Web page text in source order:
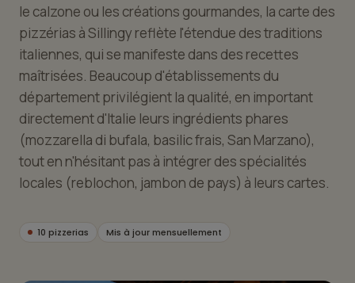
le calzone ou les créations gourmandes, la carte des
pizzérias à Sillingy reflète l'étendue des traditions
italiennes, qui se manifeste dans des recettes
maîtrisées. Beaucoup d'établissements du
département privilégient la qualité, en important
directement d'Italie leurs ingrédients phares
(mozzarella di bufala, basilic frais, San Marzano),
tout en n'hésitant pas à intégrer des spécialités
locales (reblochon, jambon de pays) à leurs cartes.
10 pizzerias Mis à jour mensuellement